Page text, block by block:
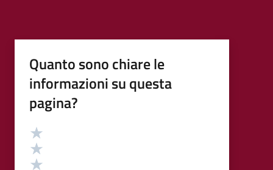
Quanto sono chiare le
informazioni su questa
pagina?
Valutazione